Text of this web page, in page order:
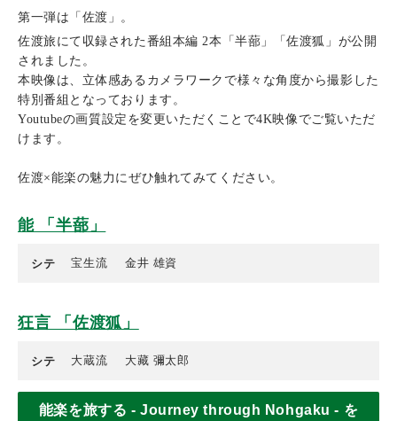
第一弾は「佐渡」。
佐渡旅にて収録された番組本編 2本「半蔀」「佐渡狐」が公開
されました。
本映像は、 立体感あるカメラワークで様々な角度から撮影した
特別番組となっております。
Youtubeの画質設定を変更いただくことで4K映像でご覧いただ
けます。
佐渡×能楽の魅力にぜひ触れてみてください。
能 「半蔀」
シテ 宝生流 金井 雄資
狂言 「佐渡狐」
シテ 大蔵流 大藏 彌太郎
能楽を旅する - Journey through Nohgaku - を